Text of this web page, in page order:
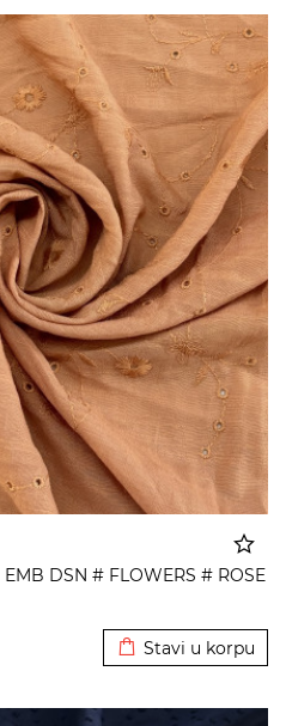
DSN # FLOWERS # ROSE
Stavi u korpu